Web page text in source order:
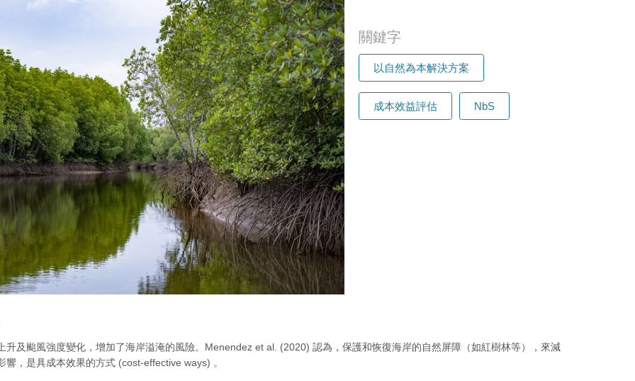
關鍵字
以自然為本解決方案
成本效益評估 NbS
升及颱風強度變化，增加了海岸溢淹的風險。Menendez et al. (2020) 認為，保護和恢復海岸的自然屏障（如紅樹林等），來減
響，是具成本效果的方式 (cost-effective ways) 。